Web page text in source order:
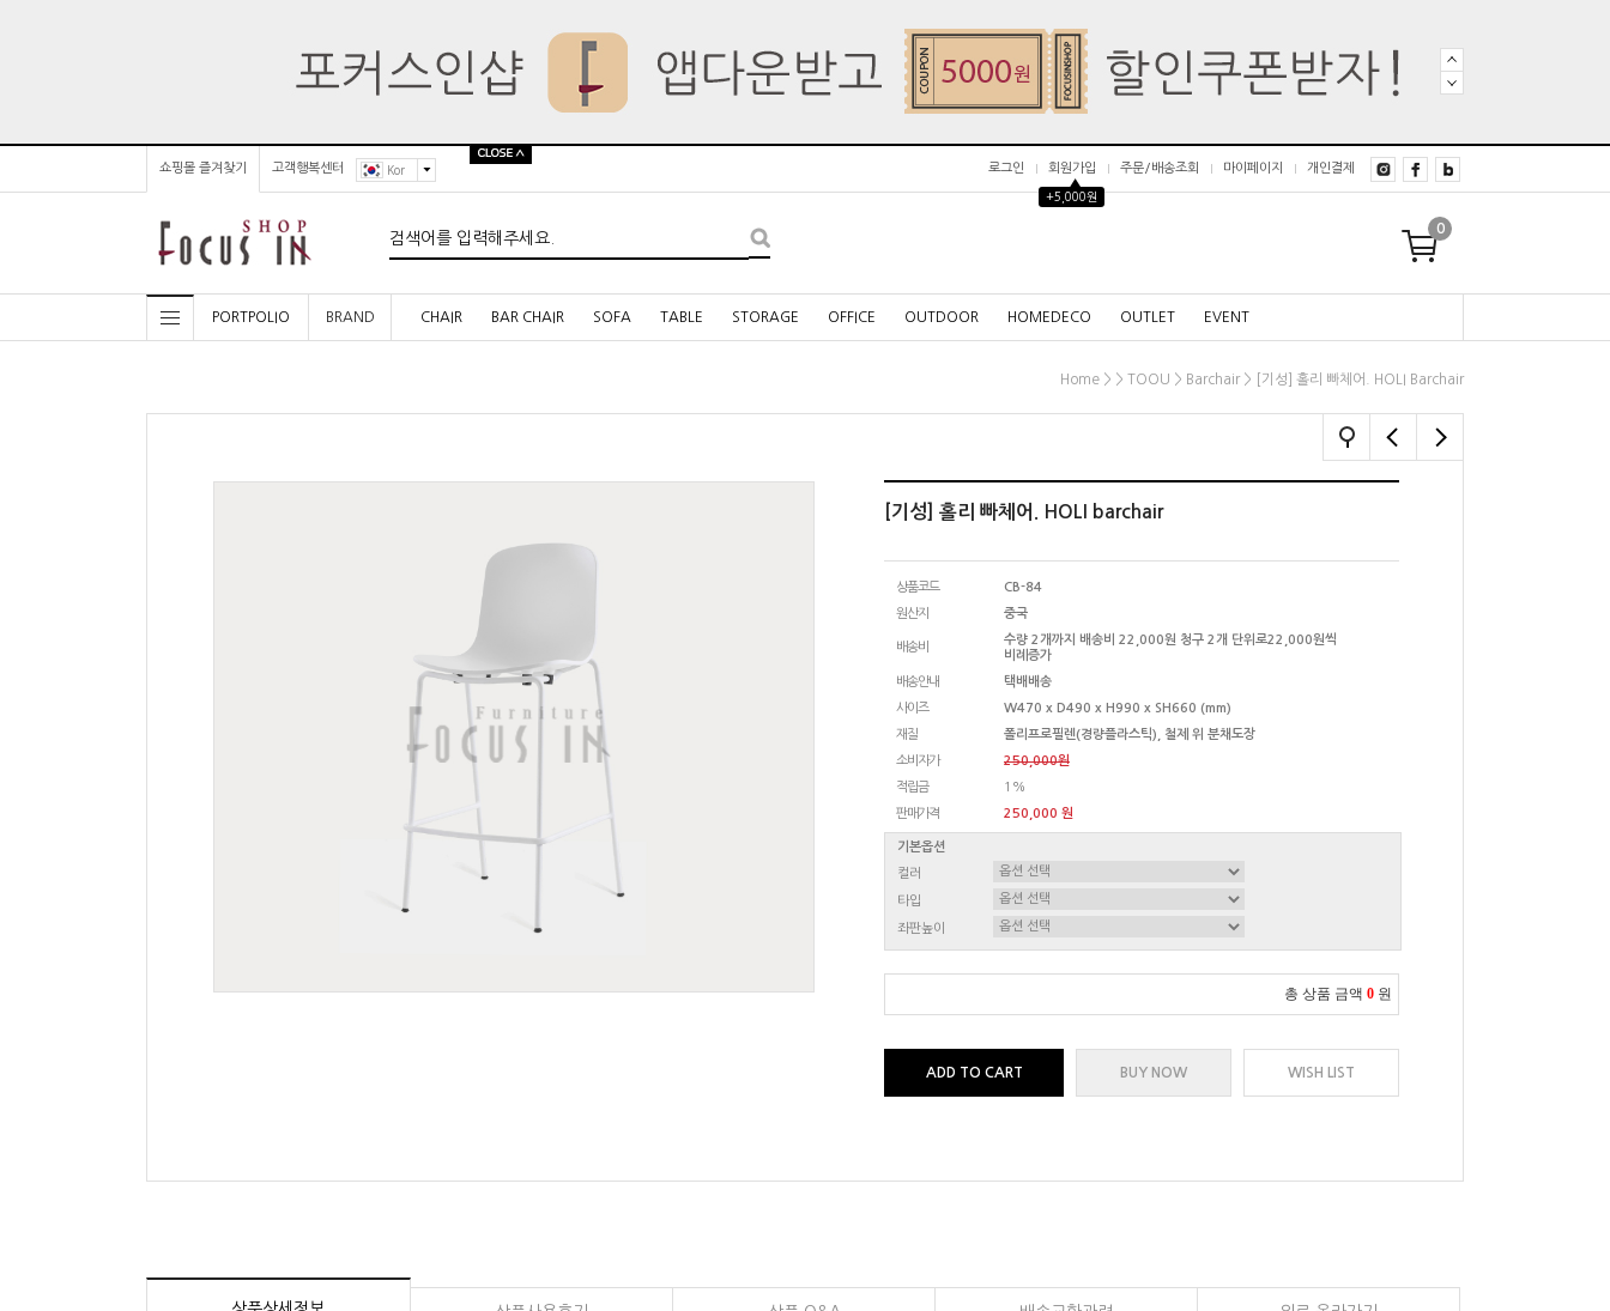
쇼핑몰 즐겨찾기 고객행복센터 Kor 로그인 회원가입
▲
+5,000원
주문/배송조회 마이페이지 개인결제
0
PORTPOLIO BRAND CHAIR BAR CHAIR SOFA TABLE STORAGE OFFICE OUTDOOR HOMEDECO OUTLET EVENT
Home > > TOOU > Barchair> [기성] 홀리 빠체어. HOLI Barchair
[기성] 홀리 빠체어. HOLI barchair
상품코드
CB-84
원산지
중국
배송비
수량 2개까지 배송비 22,000원 청구 2개 단위로22,000원씩
비례증가
배송안내
택배배송
사이즈
W470 x D490 x H990 x SH660 (mm)
재질
폴리프로필렌(경량플라스틱), 철제 위 분채도장
소비자가
250,000원
적립금
1%
판매가격
250,000 원
기본옵션
컬러
타입
좌판높이
총 상품 금액 0 원
ADD TO CART BUY NOW WISH LIST